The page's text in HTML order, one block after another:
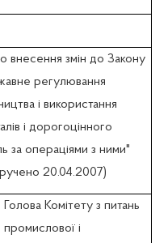
внесення змін до Закону
регулювання
і використання
і дорогоцінного
за операціями з ними"
20.04.2007)
Голова Комітету з питань
промислової i